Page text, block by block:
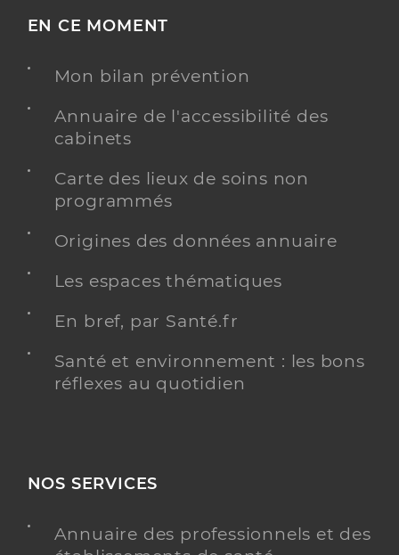
EN CE MOMENT
Mon bilan prévention
Annuaire de l'accessibilité des
cabinets
Carte des lieux de soins non
programmés
Origines des données annuaire
Les espaces thématiques
En bref, par Santé.fr
Santé et environnement : les bons
réflexes au quotidien
NOS SERVICES
Annuaire des professionnels et des